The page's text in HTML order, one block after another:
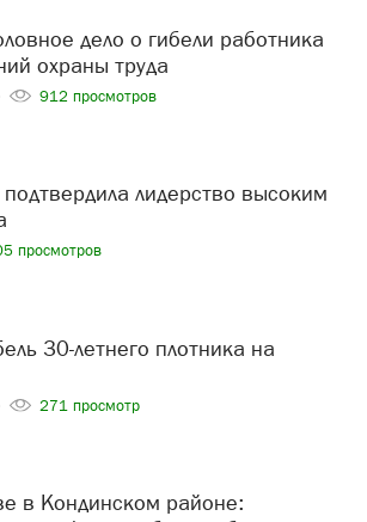
охраны труда
912 просмотров
просмотров
271 просмотр